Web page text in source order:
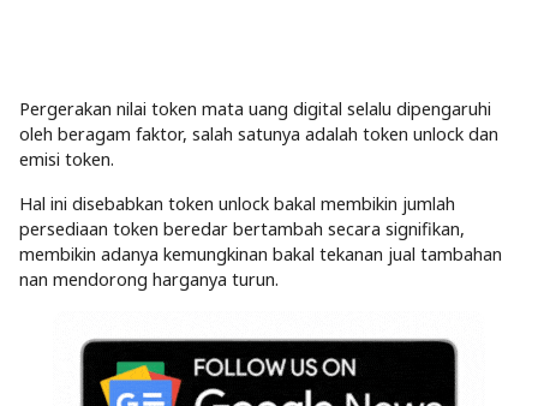
Pergerakan nilai token mata uang digital selalu dipengaruhi
oleh beragam faktor, salah satunya adalah token unlock dan
emisi token.
Hal ini disebabkan token unlock bakal membikin jumlah
persediaan token beredar bertambah secara signifikan,
membikin adanya kemungkinan bakal tekanan jual tambahan
nan mendorong harganya turun.